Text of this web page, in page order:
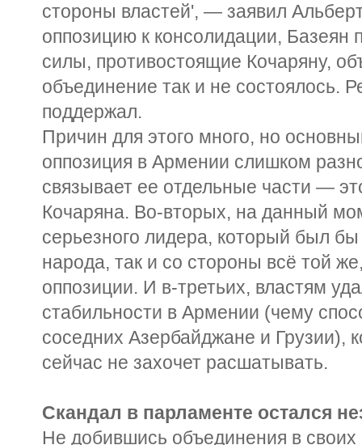
стороны властей', — заявил
оппозицию к консолидации, Базеян
силы, противостоящие Кочаряну,
объединение так и не состоялось.
поддержал.
Причин для этого много, но
оппозиция в Армении слишком
связывает ее отдельные части —
Кочаряна. Во-вторых, на данный
серьезного лидера, который был
народа, так и со стороны всё той
оппозиции. И в-третьих, властям
стабильности в Армении (чему
соседних Азербайджане и Грузии),
сейчас не захочет расшатывать.
Скандал в парламенте остался
Не добившись объединения в